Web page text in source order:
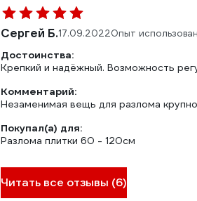
Сергей Б.17.09.2022Опыт
Достоинства:
Крепкий и надёжный. Возможность
Комментарий:
Незаменимая вещь для разлома
Покупал(а) для:
Разлома плитки 60 - 120см
Читать все отзывы (6)